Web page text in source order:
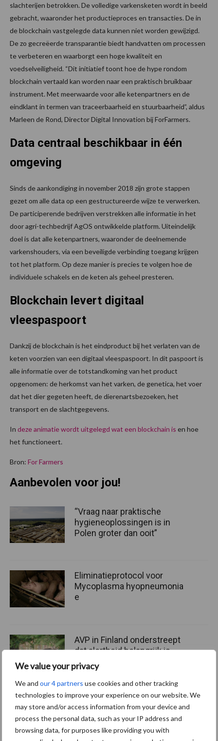
We value your privacy
We and our 4 partners use cookies and other tracking
technologies to improve your experience on our website. We
may store and/or access information from your device and
process the personal data, such as your IP address and
browsing data, for purposes like providing you with
slachterijen betrokken. De volledige varkensketen wordt in beeld
gebracht, waaronder het productieproces en transacties. De in
de blockchain vastgelegde data kunnen niet worden gewijzigd.
De zo gecreëerde transparantie biedt handvatten om processen
te verbeteren en waarborgt een hoge kwaliteit en
voedselveiligheid. “Dit initiatief toont hoe de hype rondom
blockchain vertaald kan worden naar een praktisch bruikbaar
instrument. Met meerwaarde voor alle ketenpartners en de
eindklant in termen van traceerbaarheid en stuurbaarheid”, aldus
Marleen de Rond, Director Digital Innovation bij ForFarmers.
Data centraal beschikbaar in één
omgeving
Sinds de aankondiging in november 2018 zijn grote stappen
gezet om alle data op een gestructureerde wijze te verwerken.
De participerende bedrijven verstrekken alle informatie in het
door agri-techbedrijf AgOS ontwikkelde platform. Uiteindelijk
doel is dat alle ketenpartners, waaronder de deelnemende
varkenshouders, via een beveiligde verbinding toegang krijgen
tot het platform. Op deze manier is precies te volgen hoe de
individuele schakels en de keten als geheel presteren.
Blockchain levert digitaal
vleespaspoort
Dankzij de blockchain is het eindproduct bij het verlaten van de
keten voorzien van een digitaal vleespaspoort. In dit paspoort is
alle informatie over de totstandkoming van het product
opgenomen: de herkomst van het varken, de genetica, het voer
dat het dier gegeten heeft, de dierenartsbezoeken, het
transport en de slachtgegevens.
In deze animatie wordt uitgelegd wat een blockchain is en hoe
het functioneert.
Bron: For Farmers
Aanbevolen voor jou!
“Vraag naar praktische
hygieneoplossingen is in
Polen groter dan ooit”
Eliminatieprotocol voor
Mycoplasma hyopneumonia
e
AVP in Finland onderstreept
dat alertheid belangrijk is,
zeker nu
Diergezondheid Fokkerij Huisvesting